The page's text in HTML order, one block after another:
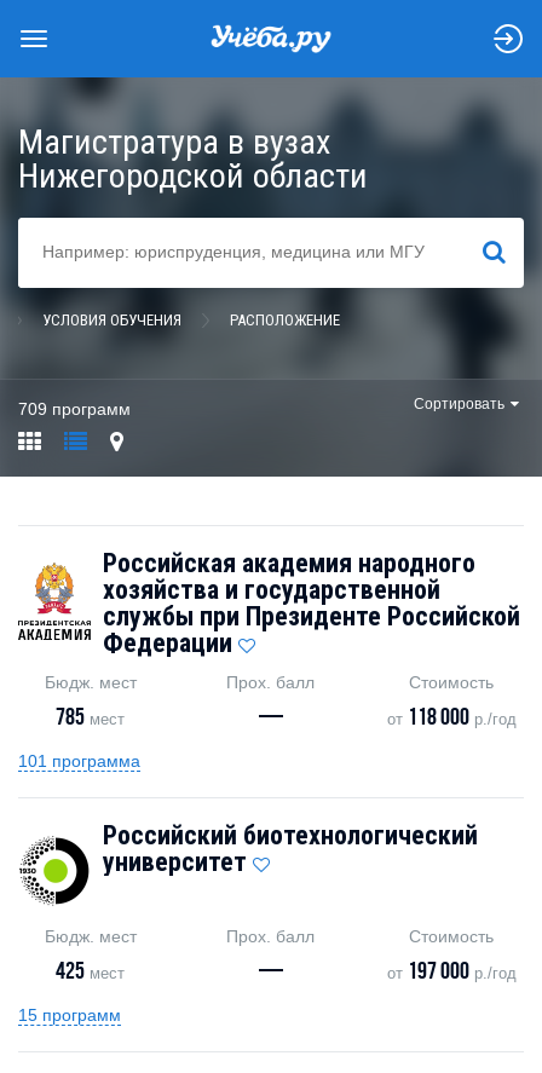
Магистратура в вузах
Нижегородской области
НАЙТИ
УСЛОВИЯ ОБУЧЕНИЯ РАСПОЛОЖЕНИЕ
709 программ Сортировать
Российская академия народного
хозяйства и государственной
службы при Президенте Российской
Федерации
Бюдж. мест
785 мест
Прох. балл
—
Стоимость
от 118 000р./год
101 программа
Российский биотехнологический
университет
Бюдж. мест
425 мест
Прох. балл
—
Стоимость
от 197 000р./год
15 программ